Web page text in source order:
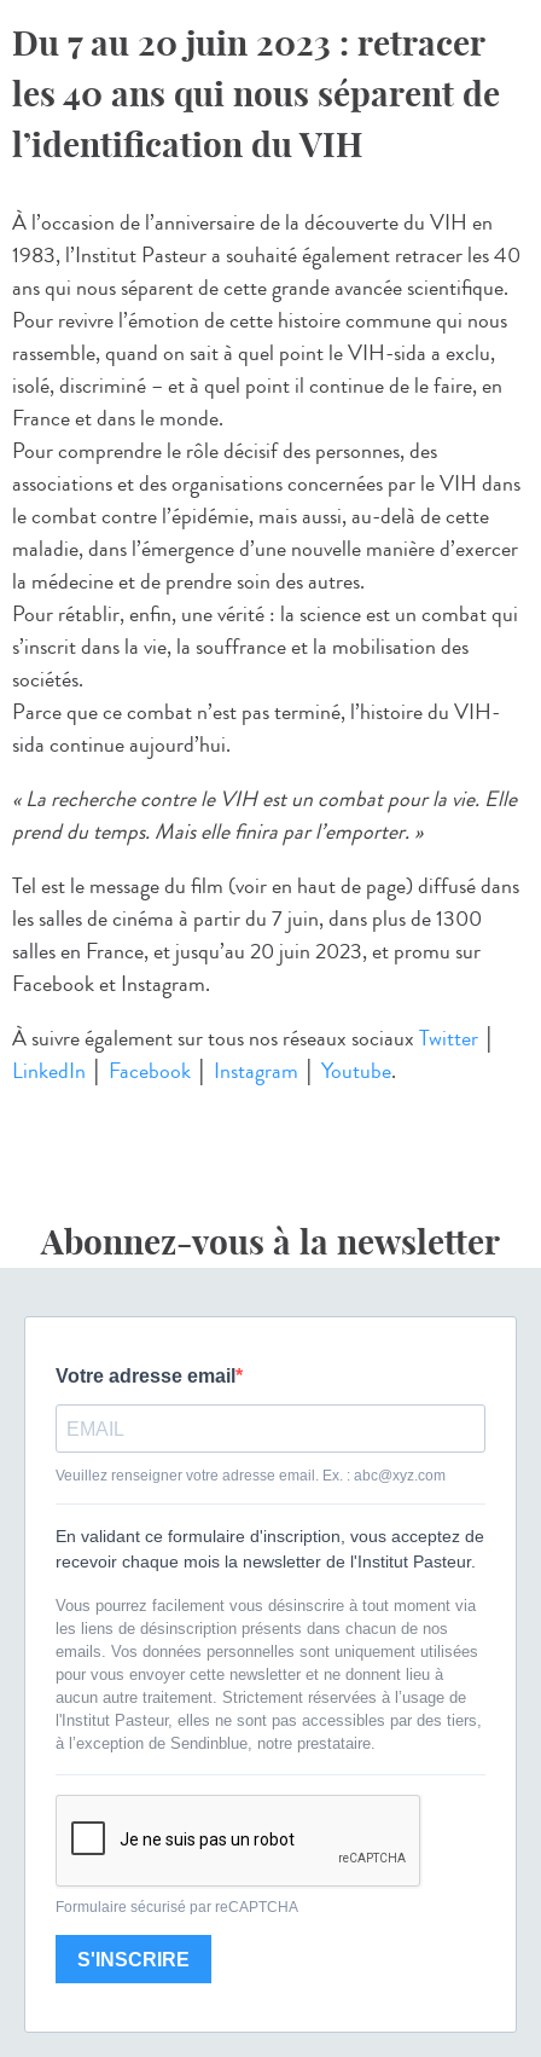
Du 7 au 20 juin 2023 : retracer
les 40 ans qui nous séparent de
l’identification du VIH
À l’occasion de l’anniversaire de la découverte du VIH en
1983, l’Institut Pasteur a souhaité également retracer les 40
ans qui nous séparent de cette grande avancée scientifique.
Pour revivre l’émotion de cette histoire commune qui nous
rassemble, quand on sait à quel point le VIH-sida a exclu,
isolé, discriminé – et à quel point il continue de le faire, en
France et dans le monde.
Pour comprendre le rôle décisif des personnes, des
associations et des organisations concernées par le VIH dans
le combat contre l’épidémie, mais aussi, au-delà de cette
maladie, dans l’émergence d’une nouvelle manière d’exercer
la médecine et de prendre soin des autres.
Pour rétablir, enfin, une vérité : la science est un combat qui
s’inscrit dans la vie, la souffrance et la mobilisation des
sociétés.
Parce que ce combat n’est pas terminé, l’histoire du VIH-
sida continue aujourd’hui.
« La recherche contre le VIH est un combat pour la vie. Elle
prend du temps. Mais elle finira par l’emporter. »
Tel est le message du film (voir en haut de page) diffusé dans
les salles de cinéma à partir du 7 juin, dans plus de 1300
salles en France, et jusqu’au 20 juin 2023, et promu sur
Facebook et Instagram.
À suivre également sur tous nos réseaux sociauxTwitter
LinkedIn
Facebook Instagram Youtube.
Abonnez-vous à la newsletter